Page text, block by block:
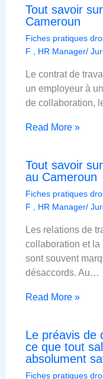
Tout savoir
Cameroun
Fiches pratiques
F , HR Manager/
Le contrat de
un employeur à
de collaboration,
Read More »
Tout savoir
au Cameroun
Fiches pratiques
F , HR Manager/
Les relations de
collaboration et la
sont souvent
désaccords. Au…
Read More »
Le préavis de
ce que tout
absolument
Fiches pratiques